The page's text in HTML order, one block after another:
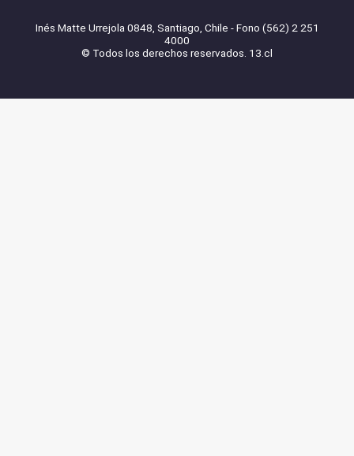
Inés Matte Urrejola 0848, Santiago, Chile - Fono (562) 2 251
4000
© Todos los derechos reservados. 13.cl